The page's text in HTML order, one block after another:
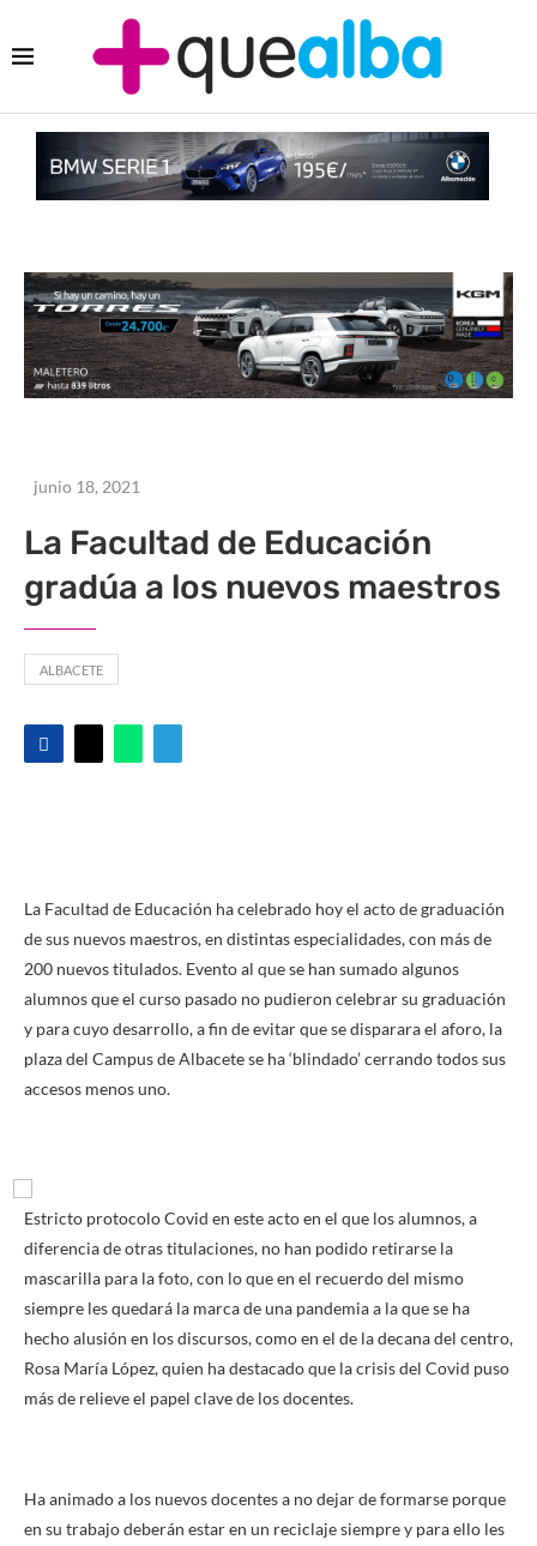
junio 18, 2021
La Facultad de Educación
gradúa a los nuevos maestros
ALBACETE
La Facultad de Educación ha celebrado hoy el acto de graduación
de sus nuevos maestros, en distintas especialidades, con más de
200 nuevos titulados. Evento al que se han sumado algunos
alumnos que el curso pasado no pudieron celebrar su graduación
y para cuyo desarrollo, a fin de evitar que se disparara el aforo, la
plaza del Campus de Albacete se ha ‘blindado’ cerrando todos sus
accesos menos uno.
Estricto protocolo Covid en este acto en el que los alumnos, a
diferencia de otras titulaciones, no han podido retirarse la
mascarilla para la foto, con lo que en el recuerdo del mismo
siempre les quedará la marca de una pandemia a la que se ha
hecho alusión en los discursos, como en el de la decana del centro,
Rosa María López, quien ha destacado que la crisis del Covid puso
más de relieve el papel clave de los docentes.
Ha animado a los nuevos docentes a no dejar de formarse porque
en su trabajo deberán estar en un reciclaje siempre y para ello les